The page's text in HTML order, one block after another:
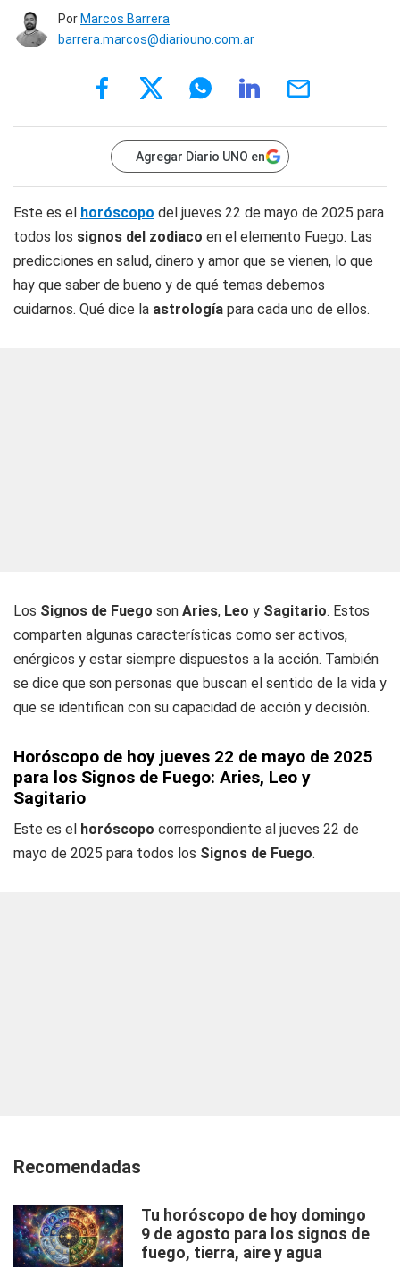
Por Marcos Barrera
barrera.marcos@diariouno.com.ar
Agregar Diario UNO en
Este es el horóscopo del jueves 22 de mayo de 2025 para
todos los signos del zodiaco en el elemento Fuego. Las
predicciones en salud, dinero y amor que se vienen, lo que
hay que saber de bueno y de qué temas debemos
cuidarnos. Qué dice la astrología para cada uno de ellos.
Los Signos de Fuego son Aries, Leo y Sagitario. Estos
comparten algunas características como ser activos,
enérgicos y estar siempre dispuestos a la acción. También
se dice que son personas que buscan el sentido de la vida y
que se identifican con su capacidad de acción y decisión.
Horóscopo de hoy jueves 22 de mayo de 2025
para los Signos de Fuego: Aries, Leo y
Sagitario
Este es el horóscopo correspondiente al jueves 22 de
mayo de 2025 para todos los Signos de Fuego.
Recomendadas
Tu horóscopo de hoy domingo
9 de agosto para los signos de
fuego, tierra, aire y agua